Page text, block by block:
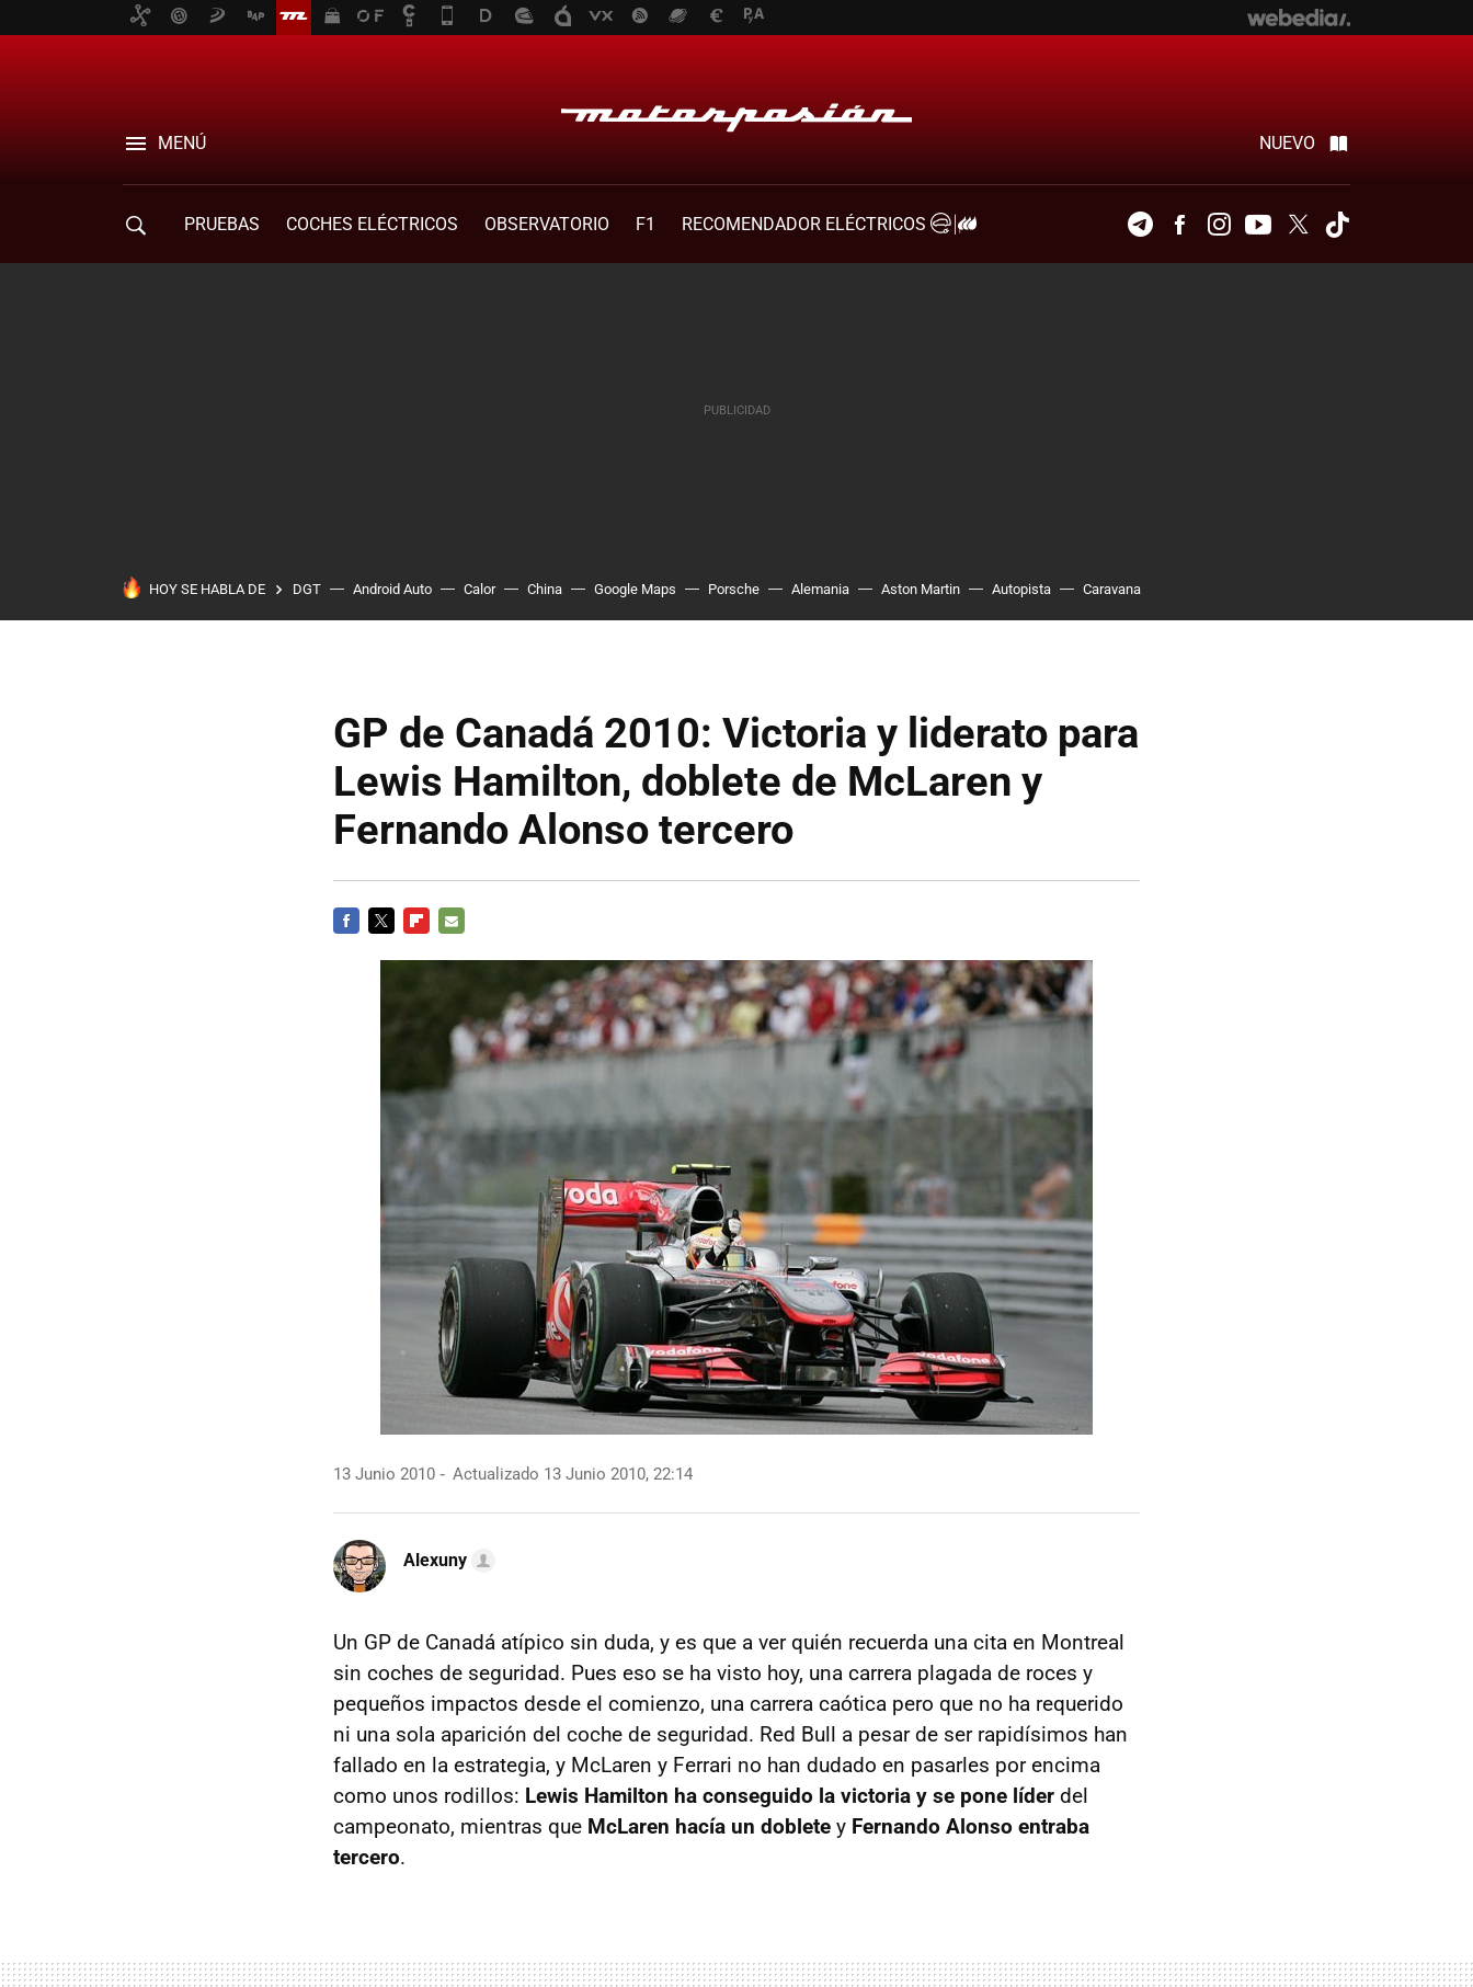
MENÚ NUEVO
PRUEBAS COCHES ELÉCTRICOS OBSERVATORIO F1
RECOMENDADOR ELÉCTRICOS
TelegramFacebookInstagramYoutubeTwitter
HOY SE HABLA DE DGT Android Auto Calor China Google Maps Porsche Alemania Aston Martin Autopista Caravana
GP de Canadá 2010: Victoria y liderato para
Lewis Hamilton, doblete de McLaren y
Fernando Alonso tercero
13 Junio 2010 Actualizado 13 Junio 2010, 22:14
Alexuny
Un GP de Canadá atípico sin duda, y es que a ver quién recuerda una cita en Montreal
sin coches de seguridad. Pues eso se ha visto hoy, una carrera plagada de roces y
pequeños impactos desde el comienzo, una carrera caótica pero que no ha requerido
ni una sola aparición del coche de seguridad. Red Bull a pesar de ser rapidísimos han
fallado en la estrategia, y McLaren y Ferrari no han dudado en pasarles por encima
como unos rodillos: Lewis Hamilton ha conseguido la victoria y se pone líder del
campeonato, mientras que McLaren hacía un doblete y Fernando Alonso entraba
tercero.